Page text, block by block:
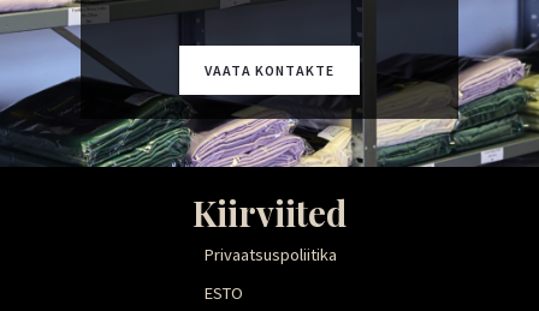
VAATA KONTAKTE
Kiirviited
Privaatsuspoliitika
ESTO